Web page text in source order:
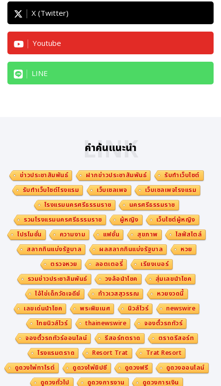
X (Twitter)
Youtube
LINE
คำค้นแนะนำ
LINK
ข่าวประชาสัมพันธ์ ฝากข่าวประชาสัมพันธ์
รับทำเว็บไซต์
รับทำเว็บไซต์โรงแรม
เว็บเซลเพจ
เว็บเซลเพจโรงแรม
โรงแรมนครศรีธรรมราช
นครศรีธรรมราช
รวมโรงแรมนครศรีธรรมราช
ผู้หญิง
เว็บไซต์ผู้หญิง
โปรโมชั่น
ความงาม แฟชั่น สุขภาพ
ไลฟ์สไตล์
สลากกินแบ่งรัฐบาล
ผลสลากกินแบ่งรัฐบาล
หวย
ตรวจหวย
ลอตเตอรี่
เรียงเบอร์
รวมข่าวประชาสัมพันธ์
วงล้อนำโชค
สุ่มเลขนำโชค
ไอ้ไข่เด็กวัดเจดีย์
ท้าวเวสสุวรรณ
หวยงวดนี้
เลขเด่นนำโชค
พระพิฆเนศ นิวส์ไวร์
newswire
ไทยนิวส์ไวร์
thainewswire
จองตั๋วรถทัวร์
จองตั๋วรถทัวร์ออนไลน์
รีสอร์ทตราด
ตราดรีสอร์ท
โรงแรมตราด
Resort Trat
Trat Resort
ดูดวงไพ่ทาโรต์
ดูดวงไพ่ยิปซี ดูดวงฟรี
ดูดวงออนไลน์
ดูดวงทั่วไป
ดูดวงการงาน ดูดวงการเงิน